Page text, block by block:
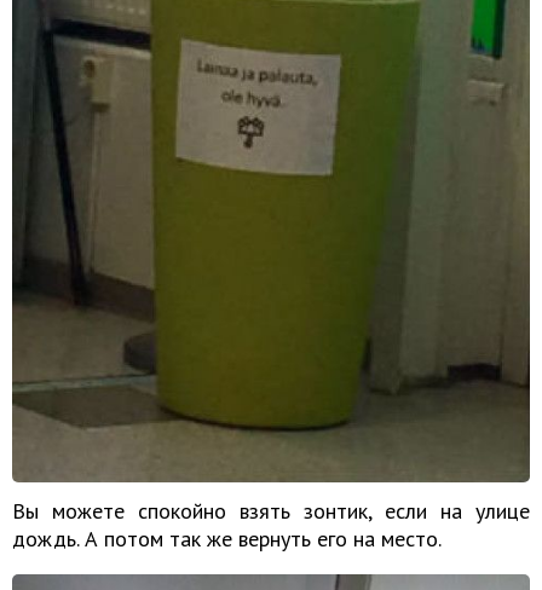
Вы можете спокойно взять зонтик, если на улице
дождь. А потом так же вернуть его на место.